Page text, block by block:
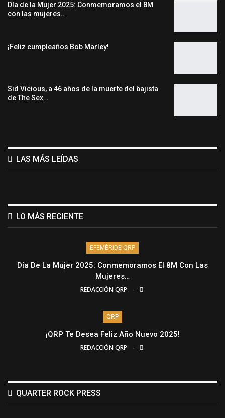
Día de la Mujer 2025: Conmemoramos el 8M
con las mujeres…
¡Feliz cumpleaños Bob Marley!
Sid Vicious, a 46 años de la muerte del bajista
de The Sex…
LAS MÁS LEÍDAS
LO MÁS RECIENTE
EFEMÉRIDE QRP
Día De La Mujer 2025: Conmemoramos El 8M Con Las
Mujeres…
REDACCIÓN QRP
QRP
¡QRP Te Desea Feliz Año Nuevo 2025!
REDACCIÓN QRP
QUARTER ROCK PRESS